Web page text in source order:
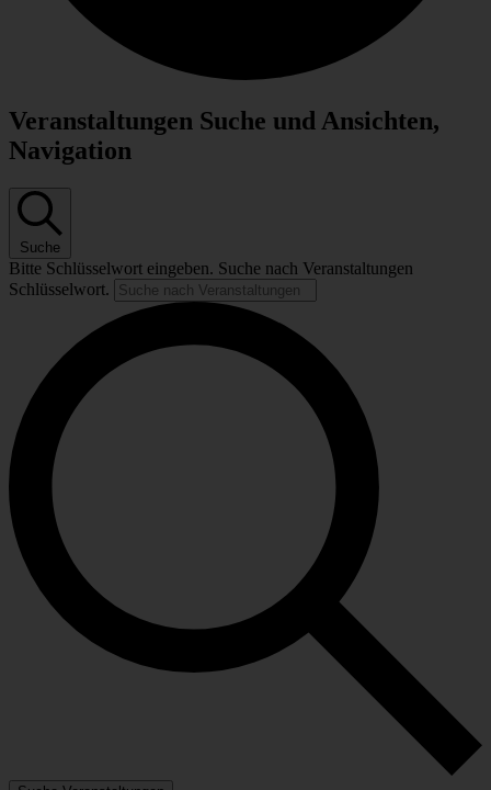
Veranstaltungen Suche und Ansichten,
Navigation
Suche
Bitte Schlüsselwort eingeben. Suche nach Veranstaltungen
Schlüsselwort.